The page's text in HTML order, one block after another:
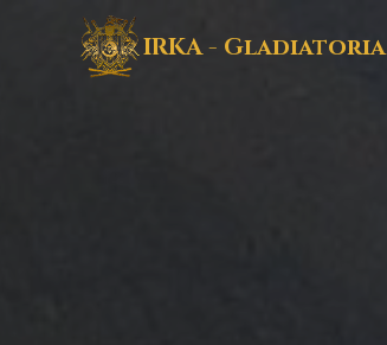
IRKA - Gladiatoria